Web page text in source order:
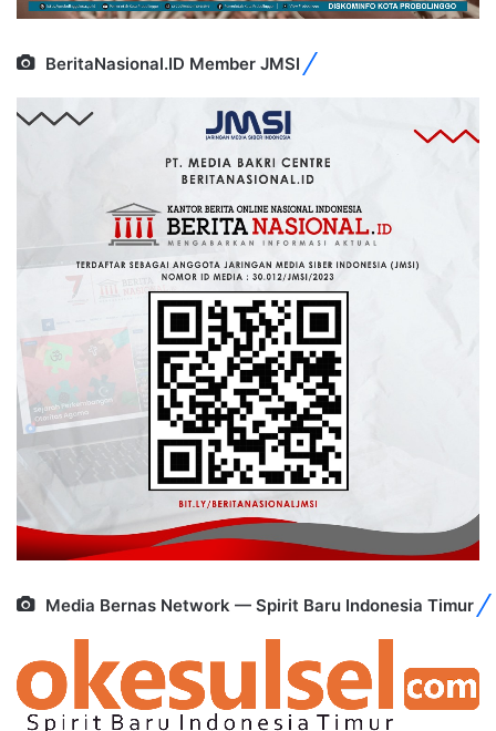
BeritaNasional.ID Member JMSI
Media Bernas Network — Spirit Baru Indonesia Timur